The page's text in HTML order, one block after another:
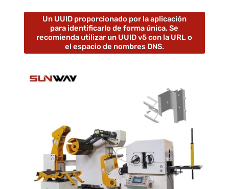
Un UUID proporcionado por la aplicación
para identificarlo de forma única. Se
recomienda utilizar un UUID v5 con la URL o
el espacio de nombres DNS.